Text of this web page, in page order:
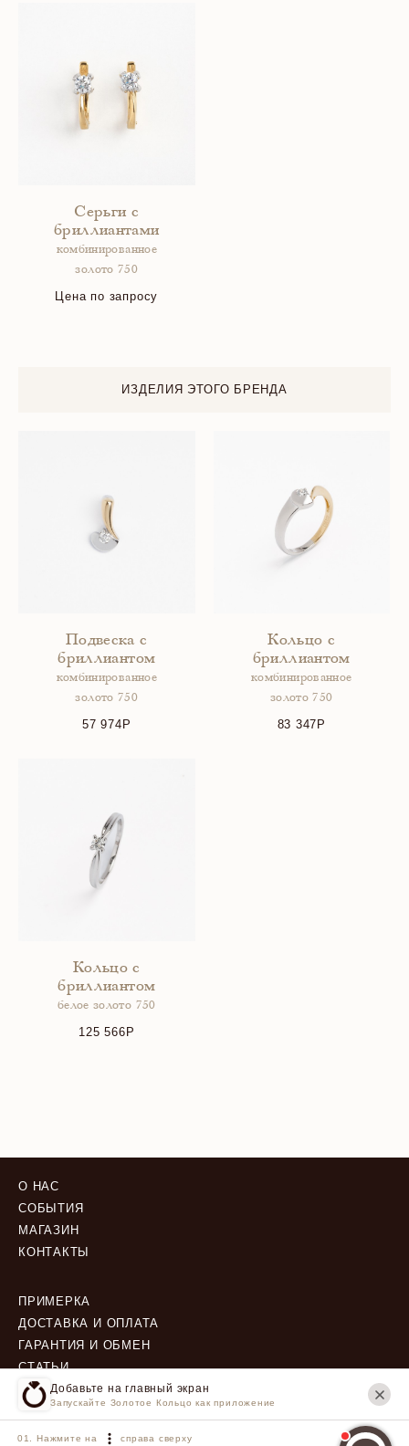
Добавьте на главный экран
Запускайте Золотое Кольцо как приложение
Нажмите на справа сверху
Серьги с
бриллиантами
комбинированное
золото 750
Цена по запросу
ИЗДЕЛИЯ ЭТОГО БРЕНДА
Подвеска с
бриллиантом
комбинированное
золото 750
57 974
Кольцо с
бриллиантом
комбинированное
золото 750
83 347
Кольцо с
бриллиантом
белое золото 750
125 566
О НАС
СОБЫТИЯ
МАГАЗИН
КОНТАКТЫ
ПРИМЕРКА
ДОСТАВКА И ОПЛАТА
ГАРАНТИЯ И ОБМЕН
СТАТЬИ
ПОЛИТИКА КОНФИДЕНЦИАЛЬНОСТИ
ПОЛЬЗОВАТЕЛЬСКОЕ СОГЛАШЕНИЕ